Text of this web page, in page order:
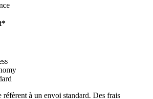
réfèrent à un envoi standard. Des frais